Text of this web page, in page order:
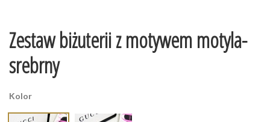
Zestaw biżuterii z motywem motyla-
srebrny
Kolor